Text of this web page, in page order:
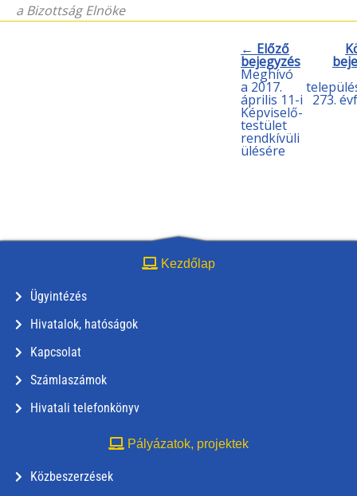
a Bizottság Elnöke
← Előző
bejegyzés
Meghívó
a 2017.
április 11-i
Képviselő-
testület
rendkívüli
ülésére
273.
Kezdőlap
Ügyintézés
Hivatalok, hatóságok
Kapcsolat
Számlaszámok
Hivatali telefonkönyv
Pályázatok, projektek
Közbeszerzések